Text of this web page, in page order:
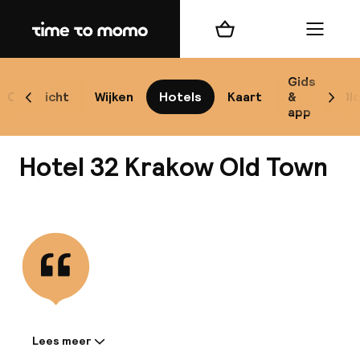
Home
Overzicht Wijken Hotels Kaart
Gids
&
app
Scroll naar links
Winkelmand Menu
Hotel 32 Krakow Old Town
Informatie gedeeld door de
Lees meer